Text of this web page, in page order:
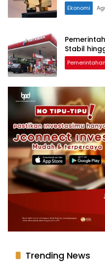
Ekonomi
Stabil
Pemerintahan
Trending News